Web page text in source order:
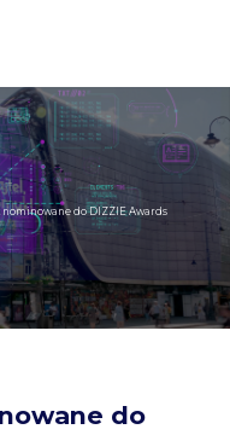
do DIZZIE Awards
do